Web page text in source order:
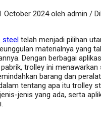
October 2024 oleh admin /
steel telah menjadi pilihan
materialnya yang
Dengan berbagai
trolley ini
barang dan
tentang apa itu trolley
jenis yang ada, serta